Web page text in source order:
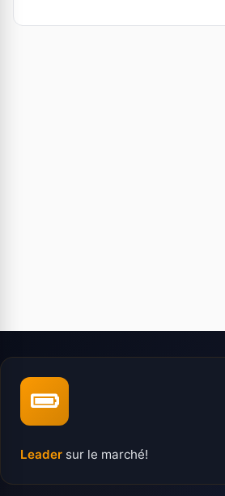
Leader sur le marché!